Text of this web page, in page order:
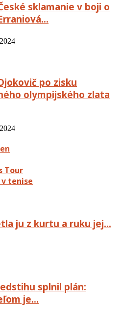
sklamanie v boji o
po zisku
olympijského zlata
Tour
tenise
ju z kurtu a ruku jej…
splnil plán:
je…